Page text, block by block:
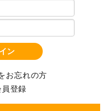
ン
お忘れの方
登録